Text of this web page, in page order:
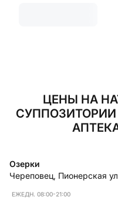
ЦЕНЫ НА
СУППОЗИТОРИИ
Озерки
Череповец, Пионерская
ЕЖЕДН. 08:00-21:00